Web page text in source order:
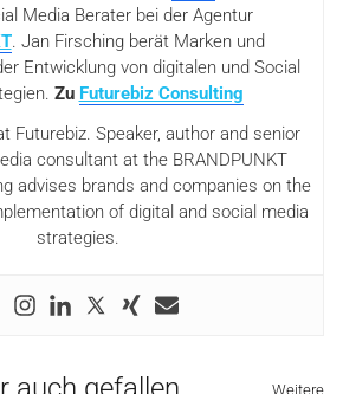
Media Berater bei der Agentur
. Jan Firsching berät Marken und
Entwicklung von digitalen und Social
Zu Futurebiz Consulting
Futurebiz. Speaker, author and senior
consultant at the BRANDPUNKT
advises brands and companies on the
of digital and social media
strategies.
Weitere